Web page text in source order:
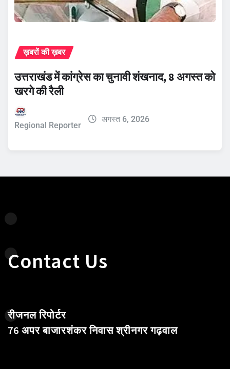
ख़बरों की ख़बर
उत्तराखंड में कांग्रेस का चुनावी शंखनाद, 8 अगस्त को
खरगे की रैली
Regional Reporter
अगस्त 6, 2026
Contact Us
रीजनल रिपोर्टर
76 अपर बाजारशंकर निवास श्रीनगर गढ़वाल